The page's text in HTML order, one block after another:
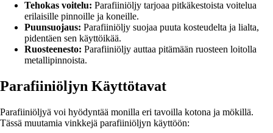
Tehokas voitelu: Parafiiniöljy tarjoaa pitkäkestoista voitelua
erilaisille pinnoille ja koneille.
Puunsuojaus: Parafiiniöljy suojaa puuta kosteudelta ja lialta,
pidentäen sen käyttöikää.
Ruosteenesto: Parafiiniöljy auttaa pitämään ruosteen loitolla
metallipinnoista.
Parafiiniöljyn Käyttötavat
Parafiiniöljyä voi hyödyntää monilla eri tavoilla kotona ja mökillä.
Tässä muutamia vinkkejä parafiiniöljyn käyttöön: